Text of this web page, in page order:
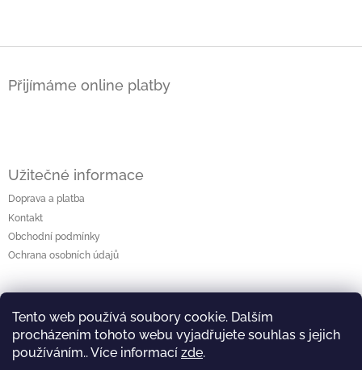
Tento web používá soubory cookie. Dalším
procházením tohoto webu vyjadřujete souhlas s jejich
používáním.. Více informací zde.
Přijímáme online platby
Užitečné informace
Doprava a platba
Kontakt
Obchodní podmínky
Ochrana osobních údajů
Kontakt
zaneta.ciemalova@seznam.cz